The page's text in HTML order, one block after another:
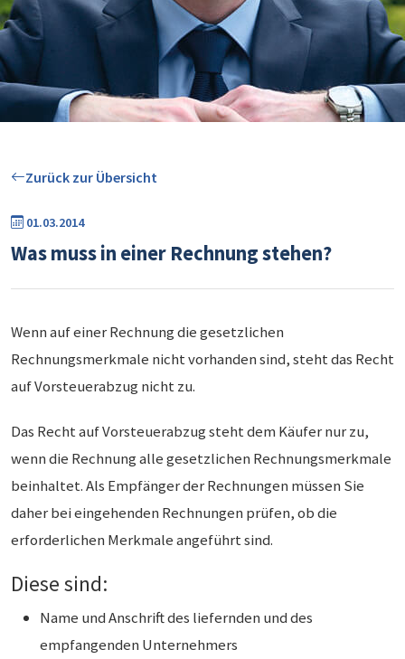
Zurück zur Übersicht
01.03.2014
Was muss in einer Rechnung stehen?
Wenn auf einer Rechnung die gesetzlichen
Rechnungsmerkmale nicht vorhanden sind, steht das Recht
auf Vorsteuerabzug nicht zu.
Das Recht auf Vorsteuerabzug steht dem Käufer nur zu,
wenn die Rechnung alle gesetzlichen Rechnungsmerkmale
beinhaltet. Als Empfänger der Rechnungen müssen Sie
daher bei eingehenden Rechnungen prüfen, ob die
erforderlichen Merkmale angeführt sind.
Diese sind:
Name und Anschrift des liefernden und des
empfangenden Unternehmers